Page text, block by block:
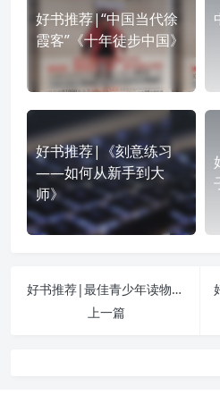
好书推荐|“中国当代徐
霞客”《十年徒步中国》
好书推荐|《刻意练习
——如何从新手到大
师》
好书推荐|最佳青少年读物：《布鲁克林有棵树》
上一篇